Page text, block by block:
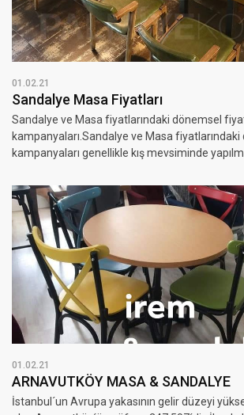
01.02.21
Sandalye Masa Fiyatları
Sandalye ve Masa fiyatlarındaki dönemsel
kampanyaları.Sandalye ve Masa
kampanyaları genellikle kış mevsiminde
01.02.21
ARNAVUTKÖY MASA & SANDALYE
İstanbul´un Avrupa yakasının gelir düzeyi